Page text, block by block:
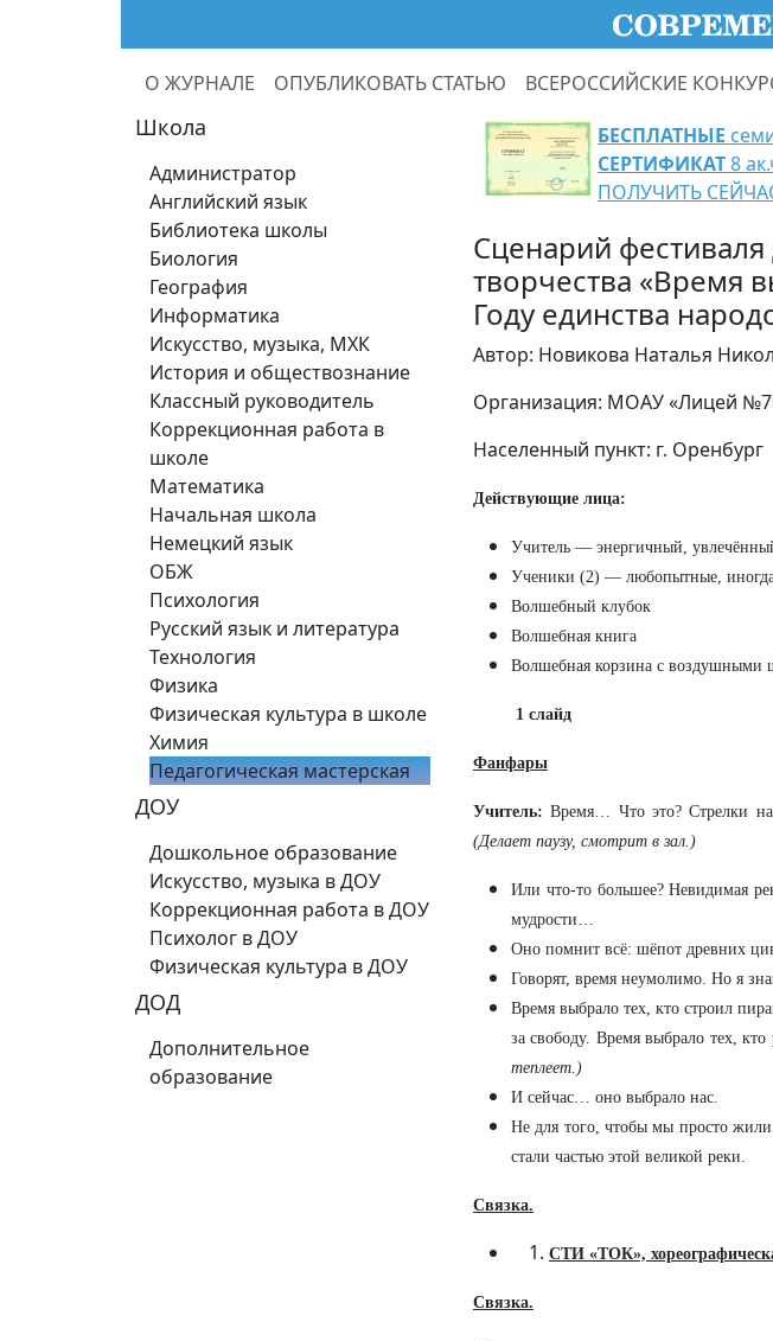
О ЖУРНАЛЕ ОПУБЛИКОВАТЬ СТАТЬЮ ВСЕРОССИЙСКИЕ
Школа
Администратор
Английский язык
Библиотека школы
Биология
География
Информатика
Искусство, музыка, МХК
История и обществознание
Классный руководитель
Коррекционная работа в
школе
Математика
Начальная школа
Немецкий язык
ОБЖ
Психология
Русский язык и литература
Технология
Физика
Физическая культура в школе
Химия
Педагогическая мастерская
ДОУ
Дошкольное образование
Искусство, музыка в ДОУ
Коррекционная работа в ДОУ
Психолог в ДОУ
Физическая культура в ДОУ
ДОД
Дополнительное
образование
БЕСПЛАТНЫЕ
СЕРТИФИКАТ8
ПОЛУЧИТЬ
Сценарий
творчества «Время
Году единства
Автор: Новикова Наталья
Организация: МОАУ «Лицей
Населенный пункт: г. Оренбург
Действующие лица:
Учитель — энергичный,
Ученики (2) — любопытные, иногда
Волшебный клубок
Волшебная книга
Волшебная корзина с воздушными
1 слайд
Фанфары
Учитель: Время… Что это? Стрелки
(Делает паузу, смотрит в зал.)
Или что‑то большее? Невидимая
мудрости…
Оно помнит всё: шёпот древних
Говорят, время неумолимо. Но я
Время выбрало тех, кто строил
за свободу. Время выбрало тех,
теплеет.)
И сейчас… оно выбрало нас.
Не для того, чтобы мы просто
стали частью этой великой реки.
Связка.
СТИ «ТОК»,
Связка.